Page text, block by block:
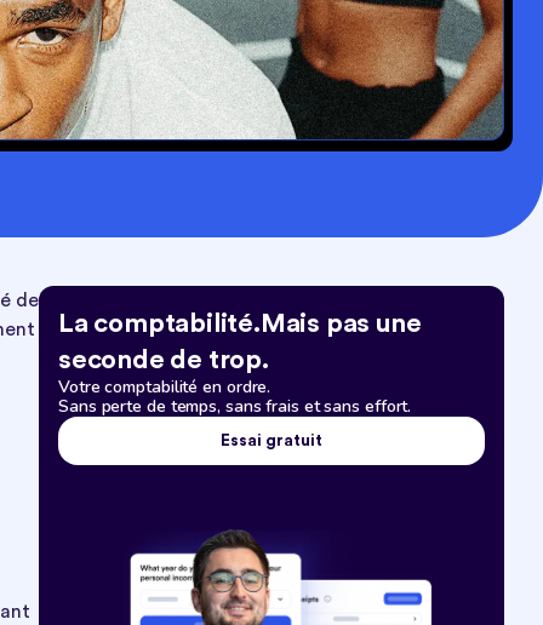
de
La comptabilité.Mais pas une
seconde de trop.
Votre comptabilité en ordre.
Sans perte de temps, sans frais et sans effort.
Essai gratuit